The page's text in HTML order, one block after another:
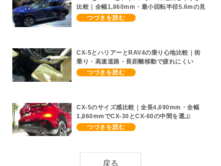
比較｜全幅1,860mm・最小回転半径5.6mの見
切りと駐車感覚
CX-5とハリアーとRAV4の乗り心地比較｜街
乗り・高速道路・長距離移動で疲れにくい
SUV
CX-5のサイズ感比較｜全長4,690mm・全幅
1,860mmでCX-30とCX-60の中間を選ぶ
戻る